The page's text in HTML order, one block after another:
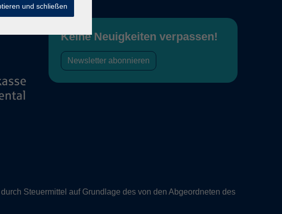
Keine Neuigkeiten verpassen!
Newsletter abonnieren
Steuermittel auf Grundlage des von den Abgeordneten des
und schließen